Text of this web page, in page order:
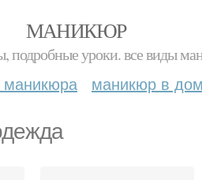
МАНИКЮР
подробные уроки. все виды
маникюра маникюр в